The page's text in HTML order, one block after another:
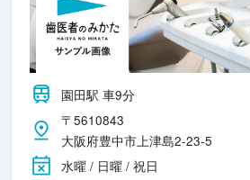
園田駅 車9分
〒5610843
大阪府豊中市上津島2-23-5
水曜 / 日曜 / 祝日